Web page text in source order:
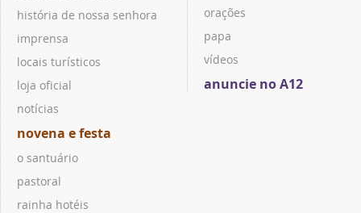
história de nossa senhora
imprensa
locais turísticos
loja oficial
notícias
novena e festa
o santuário
pastoral
rainha hotéis
orações
papa
vídeos
anuncie no A12